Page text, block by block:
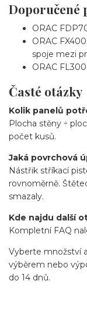
Doporučené
ORAC
ORAC
spoje mezi
ORAC
Časté otázky
Kolik panelů
Plocha stěny ÷
počet kusů.
Jaká povrchová
Nástřik stříkací
rovnoměrně.
smazaly.
Kde najdu další
Kompletní FAQ
Vyberte množství
výběrem nebo
do 14 dnů.